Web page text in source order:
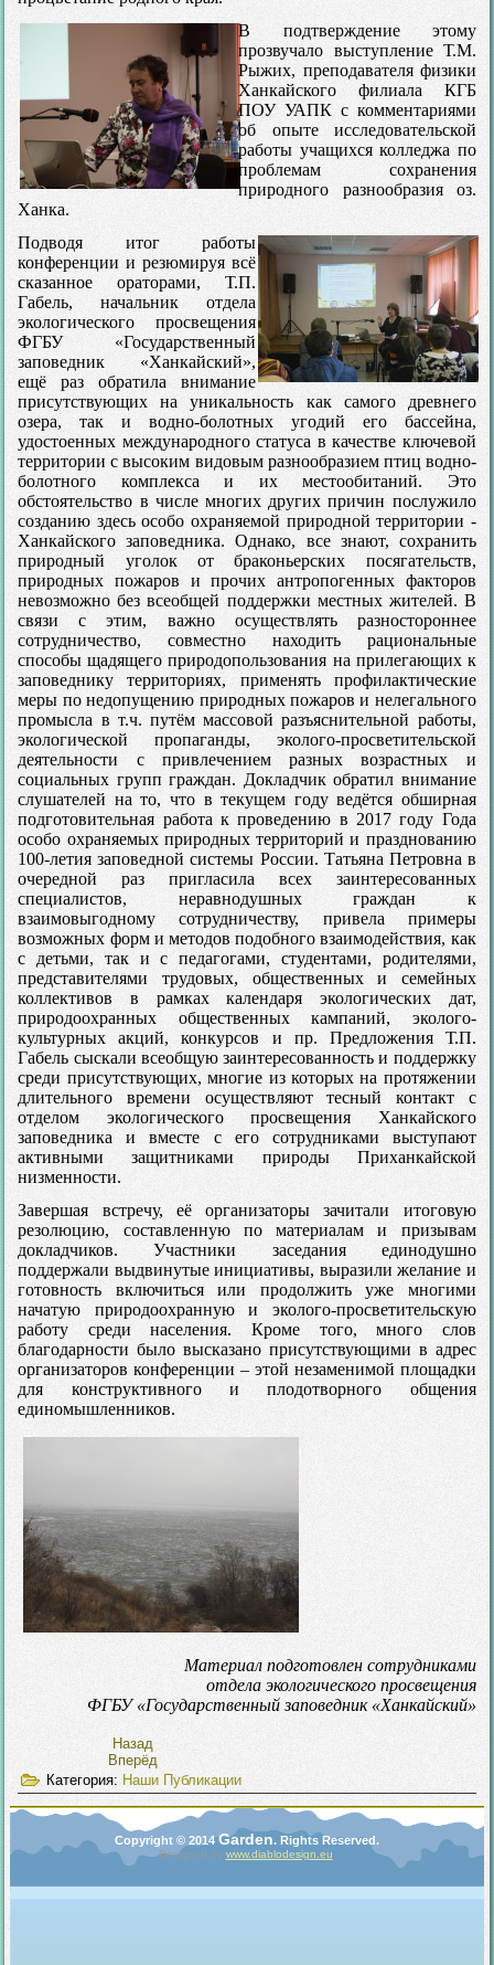
В подтверждение этому
прозвучало выступление Т.М.
Рыжих, преподавателя физики
Ханкайского филиала КГБ
ПОУ УАПК с комментариями
об опыте исследовательской
работы учащихся колледжа по
проблемам сохранения
природного разнообразия оз.
Ханка.
Подводя итог работы
конференции и резюмируя всё
сказанное ораторами, Т.П.
Габель, начальник отдела
экологического просвещения
ФГБУ «Государственный
заповедник «Ханкайский»,
ещё раз обратила внимание
присутствующих на уникальность как самого древнего
озера, так и водно-болотных угодий его бассейна,
удостоенных международного статуса в качестве ключевой
территории с высоким видовым разнообразием птиц водно-
болотного комплекса и их местообитаний. Это
обстоятельство в числе многих других причин послужило
созданию здесь особо охраняемой природной территории -
Ханкайского заповедника. Однако, все знают, сохранить
природный уголок от браконьерских посягательств,
природных пожаров и прочих антропогенных факторов
невозможно без всеобщей поддержки местных жителей. В
связи с этим, важно осуществлять разностороннее
сотрудничество, совместно находить рациональные
способы щадящего природопользования на прилегающих к
заповеднику территориях, применять профилактические
меры по недопущению природных пожаров и нелегального
промысла в т.ч. путём массовой разъяснительной работы,
экологической пропаганды, эколого-просветительской
деятельности с привлечением разных возрастных и
социальных групп граждан. Докладчик обратил внимание
слушателей на то, что в текущем году ведётся обширная
подготовительная работа к проведению в 2017 году Года
особо охраняемых природных территорий и празднованию
100-летия заповедной системы России. Татьяна Петровна в
очередной раз пригласила всех заинтересованных
специалистов, неравнодушных граждан к
взаимовыгодному сотрудничеству, привела примеры
возможных форм и методов подобного взаимодействия, как
с детьми, так и с педагогами, студентами, родителями,
представителями трудовых, общественных и семейных
коллективов в рамках календаря экологических дат,
природоохранных общественных кампаний, эколого-
культурных акций, конкурсов и пр. Предложения Т.П.
Габель сыскали всеобщую заинтересованность и поддержку
среди присутствующих, многие из которых на протяжении
длительного времени осуществляют тесный контакт с
отделом экологического просвещения Ханкайского
заповедника и вместе с его сотрудниками выступают
активными защитниками природы Приханкайской
низменности.
Завершая встречу, её организаторы зачитали итоговую
резолюцию, составленную по материалам и призывам
докладчиков. Участники заседания единодушно
поддержали выдвинутые инициативы, выразили желание и
готовность включиться или продолжить уже многими
начатую природоохранную и эколого-просветительскую
работу среди населения. Кроме того, много слов
благодарности было высказано присутствующими в адрес
организаторов конференции – этой незаменимой площадки
для конструктивного и плодотворного общения
единомышленников.
Материал подготовлен сотрудниками
отдела экологического просвещения
ФГБУ «Государственный заповедник «Ханкайский»
Назад
Вперёд
Категория: Наши Публикации
Copyright © 2014Garden. Rights Reserved.
Designed by www.diablodesign.eu.